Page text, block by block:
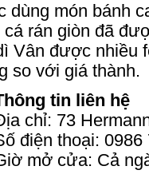
dùng món bánh
cá rán giòn đã
Vân được nhiều
so với giá thành.
tin liên hệ
chỉ: 73
điện thoại: 0986
mở cửa: Cả